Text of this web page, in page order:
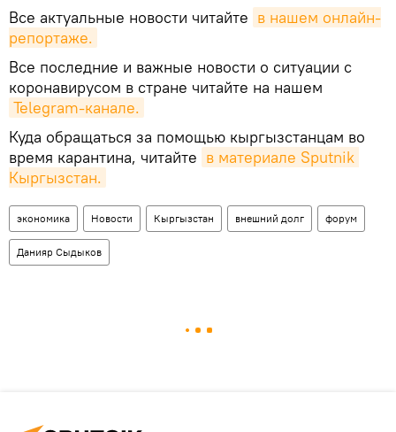
Все актуальные новости читайте в нашем онлайн-
репортаже.
Все последние и важные новости о ситуации с
коронавирусом в стране читайте на нашем
Telegram-канале.
Куда обращаться за помощью кыргызстанцам во
время карантина, читайте в материале Sputnik
Кыргызстан.
экономика Новости Кыргызстан внешний долг форум
Данияр Сыдыков